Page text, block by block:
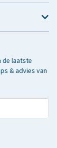
de laatste
& advies van